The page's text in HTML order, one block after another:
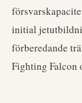
initial
förberedande
Fighting Falcon